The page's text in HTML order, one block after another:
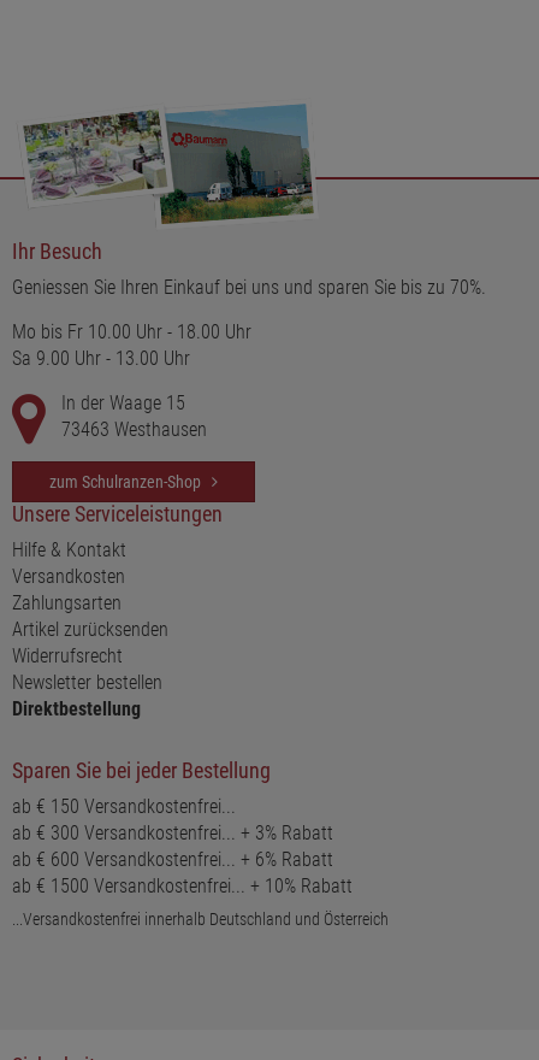
Ihr Besuch
Geniessen Sie Ihren Einkauf bei uns und sparen Sie bis zu 70%.
Mo bis Fr 10.00 Uhr - 18.00 Uhr
Sa 9.00 Uhr - 13.00 Uhr
In der Waage 15
73463 Westhausen
zum Schulranzen-Shop
Unsere Serviceleistungen
Hilfe & Kontakt
Versandkosten
Zahlungsarten
Artikel zurücksenden
Widerrufsrecht
Newsletter bestellen
Direktbestellung
Sparen Sie bei jeder Bestellung
ab € 150 Versandkostenfrei...
ab € 300 Versandkostenfrei... + 3% Rabatt
ab € 600 Versandkostenfrei... + 6% Rabatt
ab € 1500 Versandkostenfrei... + 10% Rabatt
...Versandkostenfrei innerhalb Deutschland und Österreich